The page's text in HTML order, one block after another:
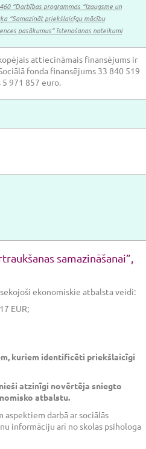
“Darbības programmas “Izaugsme un
“Samazināt priekšlaicīgu mācību
pasākumus” īstenošanas noteikumi
attiecināmais finansējums ir
fonda finansējums 33 840 519
971 857 euro.
samazināšanai”,
ekonomiskie atbalsta veidi:
EUR;
kuriem identificēti priekšlaicīgi
atzinīgi novērtēja sniegto
atbalstu.
darbā ar sociālās
informāciju arī no skolas psihologa